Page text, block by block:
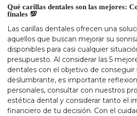
Qué carillas dentales son las mejores:
finales 💯
Las carillas dentales ofrecen una
aquellos que buscan mejorar su
disponibles para casi cualquier
presupuesto. Al considerar las 5
dentales con el objetivo de conseguir
deslumbrante, es importante
personales, consultar con nuestros
estética dental y considerar tanto el
financiero de tu decisión. Con el